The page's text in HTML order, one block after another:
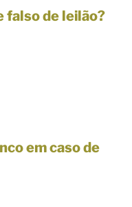
falso de leilão?
em caso de